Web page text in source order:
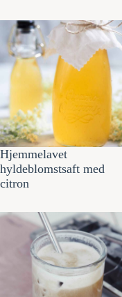
Hjemmelavet
hyldeblomstsaft med
citron